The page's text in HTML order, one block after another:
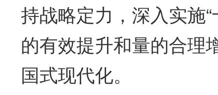
持战略定力，深入实施
的有效提升和量的合理
国式现代化。